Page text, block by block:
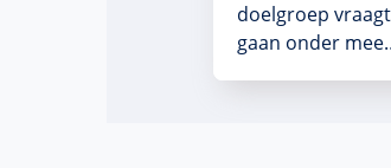
doelgroep
gaan onder